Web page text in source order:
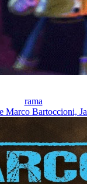
rama
Marco Bartoccioni,